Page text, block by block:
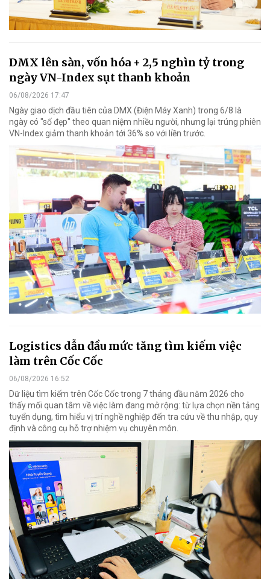
DMX lên sàn, vốn hóa + 2,5 nghìn tỷ trong
ngày VN-Index sụt thanh khoản
06/08/2026 17:47
Ngày giao dịch đầu tiên của DMX (Điện Máy Xanh) trong 6/8 là
ngày có "số đẹp" theo quan niệm nhiều người, nhưng lại trúng phiên
VN-Index giảm thanh khoản tới 36% so với liền trước.
Logistics dẫn đầu mức tăng tìm kiếm việc
làm trên Cốc Cốc
06/08/2026 16:52
Dữ liệu tìm kiếm trên Cốc Cốc trong 7 tháng đầu năm 2026 cho
thấy mối quan tâm về việc làm đang mở rộng: từ lựa chọn nền tảng
tuyển dụng, tìm hiểu vị trí nghề nghiệp đến tra cứu về thu nhập, quy
định và công cụ hỗ trợ nhiệm vụ chuyên môn.